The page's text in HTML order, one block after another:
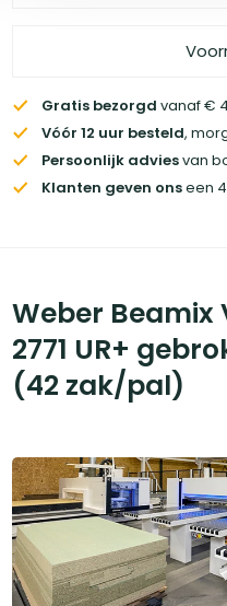
Gratis bezorgd vanaf €
Vóór 12 uur besteld,
Persoonlijk adviesvan
Klanten geven onseen
Weber
2771 UR+
(42 zak/pal)